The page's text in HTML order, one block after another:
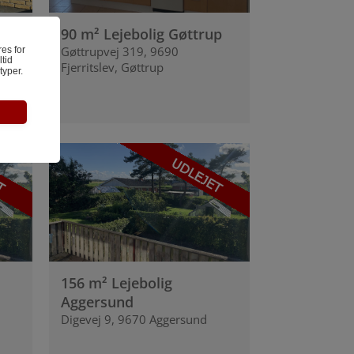
90 m² Lejebolig Gøttrup
Gøttrupvej 319, 9690
Fjerritslev, Gøttrup
156 m² Lejebolig
Aggersund
Digevej 9, 9670 Aggersund
for
på